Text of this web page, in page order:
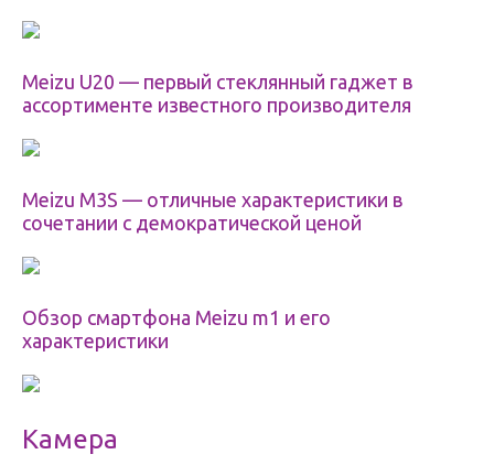
Meizu U20 — первый стеклянный гаджет в
ассортименте известного производителя
Meizu M3S — отличные характеристики в
сочетании с демократической ценой
Обзор смартфона Meizu m1 и его
характеристики
Камера